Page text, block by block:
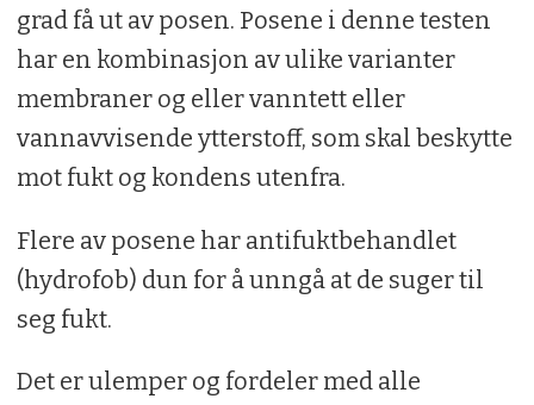
grad få ut av posen. Posene i denne testen
har en kombinasjon av ulike varianter
membraner og eller vanntett eller
vannavvisende ytterstoff, som skal beskytte
mot fukt og kondens utenfra.
Flere av posene har antifuktbehandlet
(hydrofob) dun for å unngå at de suger til
seg fukt.
Det er ulemper og fordeler med alle